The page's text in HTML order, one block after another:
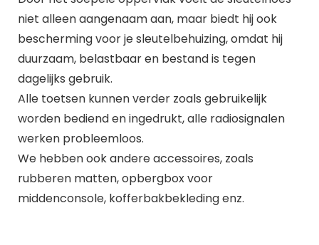
niet alleen aangenaam aan, maar biedt hij ook
bescherming voor je sleutelbehuizing, omdat hij
duurzaam, belastbaar en bestand is tegen
dagelijks gebruik.
Alle toetsen kunnen verder zoals gebruikelijk
worden bediend en ingedrukt, alle radiosignalen
werken probleemloos.
We hebben ook andere accessoires, zoals
rubberen matten, opbergbox voor
middenconsole, kofferbakbekleding enz.